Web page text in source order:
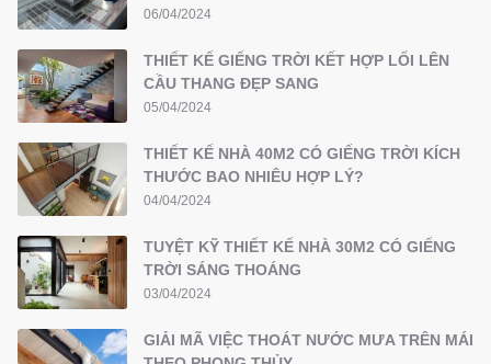
06/04/2024
THIẾT KẾ GIẾNG TRỜI KẾT HỢP LỐI LÊN
CẦU THANG ĐẸP SANG
05/04/2024
THIẾT KẾ NHÀ 40M2 CÓ GIẾNG TRỜI KÍCH
THƯỚC BAO NHIÊU HỢP LÝ?
04/04/2024
TUYỆT KỸ THIẾT KẾ NHÀ 30M2 CÓ GIẾNG
TRỜI SÁNG THOÁNG
03/04/2024
GIẢI MÃ VIỆC THOÁT NƯỚC MƯA TRÊN MÁI